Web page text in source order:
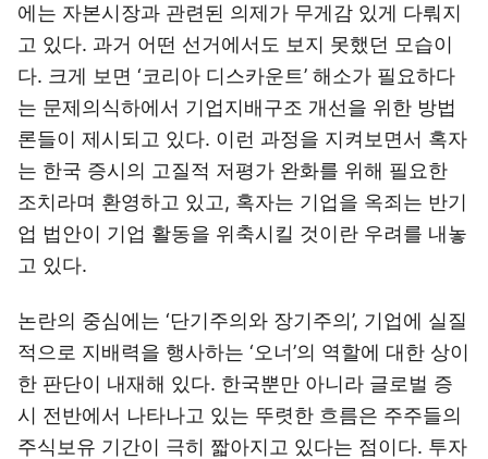
에는 자본시장과 관련된 의제가 무게감 있게 다뤄지
고 있다. 과거 어떤 선거에서도 보지 못했던 모습이
다. 크게 보면 ‘코리아 디스카운트’ 해소가 필요하다
는 문제의식하에서 기업지배구조 개선을 위한 방법
론들이 제시되고 있다. 이런 과정을 지켜보면서 혹자
는 한국 증시의 고질적 저평가 완화를 위해 필요한
조치라며 환영하고 있고, 혹자는 기업을 옥죄는 반기
업 법안이 기업 활동을 위축시킬 것이란 우려를 내놓
고 있다.
논란의 중심에는 ‘단기주의와 장기주의’, 기업에 실질
적으로 지배력을 행사하는 ‘오너’의 역할에 대한 상이
한 판단이 내재해 있다. 한국뿐만 아니라 글로벌 증
시 전반에서 나타나고 있는 뚜렷한 흐름은 주주들의
주식보유 기간이 극히 짧아지고 있다는 점이다. 투자